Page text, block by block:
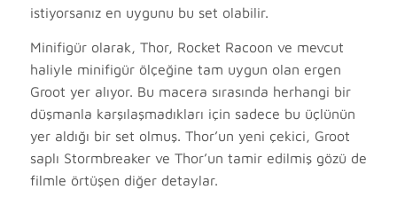
istiyorsanız en uygunu bu set olabilir.
Minifigür olarak, Thor, Rocket Racoon ve mevcut
haliyle minifigür ölçeğine tam uygun olan ergen
Groot yer alıyor. Bu macera sırasında herhangi bir
düşmanla karşılaşmadıkları için sadece bu üçlünün
yer aldığı bir set olmuş. Thor’un yeni çekici, Groot
saplı Stormbreaker ve Thor’un tamir edilmiş gözü de
filmle örtüşen diğer detaylar.